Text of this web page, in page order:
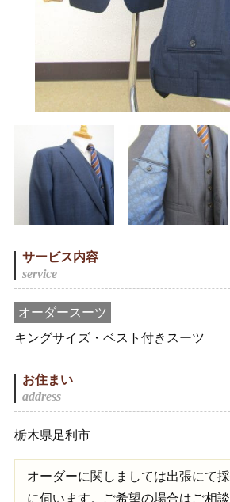
サービス内容
オーダースーツ
キングサイズ・ベスト付きスーツ
お住まい
栃木県足利市
オーダーに関しましては出張にて
に伺います。ご希望の場合はご相談